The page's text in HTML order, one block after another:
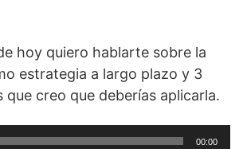
hoy quiero hablarte sobre la
estrategia a largo plazo y 3
creo que deberías aplicarla.
00:00